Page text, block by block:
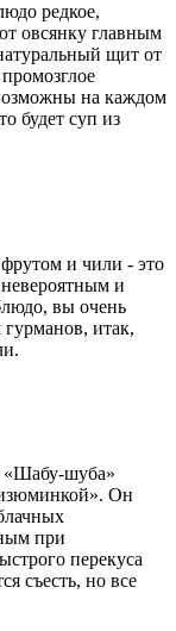
редкое,
овсянку главным
щит от
на каждом
будет суп из
и чили - это
невероятным и
вы очень
итак,
«Шабу-шуба»
Он
при
перекуса
съесть, но все